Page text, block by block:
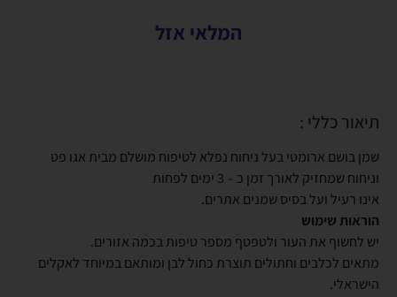
המלאי אזל
תיאור כללי :
שמן בושם ארומטי בעל ניחוח נפלא לטיפוח מושלם מבית אגו פט
וניחוח שמחזיק לאורך זמן כ – 3 ימים לפחות
אינו רעיל ועל בסיס שמנים אתרים.
הוראות שימוש
יש לחשוף את העור ולטפטף מספר טיפות בכמה אזורים.
מתאים לכלבים וחתולים תוצרת כחול לבן ומותאם במיוחד לאקלים
הישראלי.